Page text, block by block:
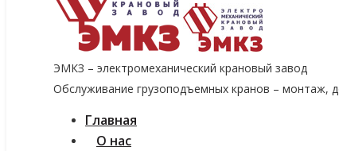
ЭМКЗ – электромеханический крановый завод
Обслуживание грузоподъемных кранов – монтаж,
Главная
О нас